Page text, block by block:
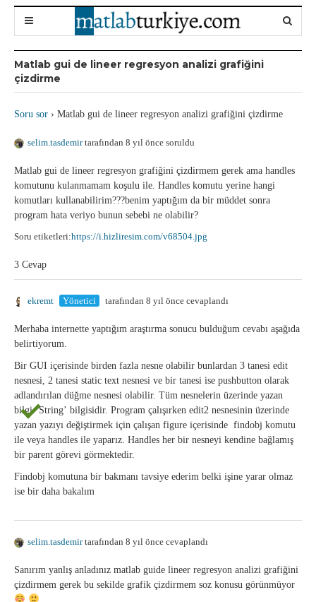
Matlab gui de lineer regresyon analizi grafiğini
çizdirme
Soru sor › Matlab gui de lineer regresyon analizi grafiğini çizdirme
selim.tasdemirtarafından 8 yıl önce soruldu
Matlab gui de lineer regresyon grafiğini çizdirmem gerek ama handles
komutunu kulanmamam koşulu ile. Handles komutu yerine hangi
komutları kullanabilirim???benim yaptığım da bir müddet sonra
program hata veriyo bunun sebebi ne olabilir?
Soru etiketleri:https://i.hizliresim.com/v68504.jpg
3 Cevap
ekremt Yönetici tarafından 8 yıl önce cevaplandı
Merhaba internette yaptığım araştırma sonucu bulduğum cevabı aşağıda
belirtiyorum.
Bir GUI içerisinde birden fazla nesne olabilir bunlardan 3 tanesi edit
nesnesi, 2 tanesi static text nesnesi ve bir tanesi ise pushbutton olarak
adlandırılan düğme nesnesi olabilir. Tüm nesnelerin üzerinde yazan
bilgi ‘String’ bilgisidir. Program çalışırken edit2 nesnesinin üzerinde
yazan yazıyı değiştirmek için çalışan figure içerisinde findobj komutu
ile veya handles ile yaparız. Handles her bir nesneyi kendine bağlamış
bir parent görevi görmektedir.
Findobj komutuna bir bakmanı tavsiye ederim belki işine yarar olmaz
ise bir daha bakalım
selim.tasdemirtarafından 8 yıl önce cevaplandı
Sanırım yanlış anladınız matlab guide lineer regresyon analizi grafiğini
çizdirmem gerek bu sekilde grafik çizdirmem soz konusu görünmüyor